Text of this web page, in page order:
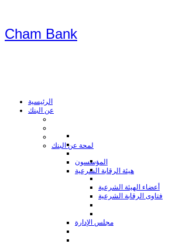
Cham Bank
الرئيسية
عن البنك
لمحة عن البنك
المؤسسون
هيئة الرقابة الشرعية
أعضاء الهيئة الشرعية
فتاوى الرقابة الشرعية
مجلس الإدارة